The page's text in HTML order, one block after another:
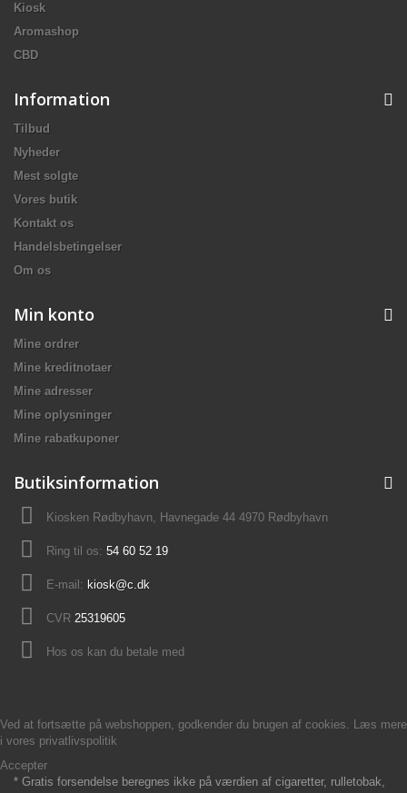
Kiosk
Aromashop
CBD
Information
Tilbud
Nyheder
Mest solgte
Vores butik
Kontakt os
Handelsbetingelser
Om os
Min konto
Mine ordrer
Mine kreditnotaer
Mine adresser
Mine oplysninger
Mine rabatkuponer
Butiksinformation
Kiosken Rødbyhavn, Havnegade 44 4970 Rødbyhavn
Ring til os: 54 60 52 19
E-mail: kiosk@c.dk
CVR 25319605
Hos os kan du betale med
Ved at fortsætte på webshoppen, godkender du brugen af cookies. Læs mere
i vores privatlivspolitik
Accepter
* Gratis forsendelse beregnes ikke på værdien af cigaretter, rulletobak,